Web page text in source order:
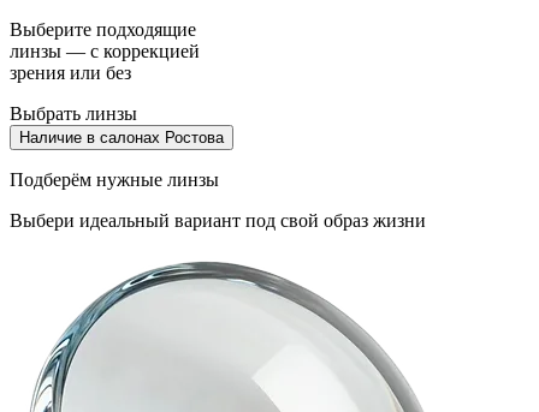
Выберите подходящие
линзы — с коррекцией
зрения или без
Выбрать линзы
Наличие в салонах Ростова
Подберём нужные линзы
Выбери идеальный вариант под свой образ жизни